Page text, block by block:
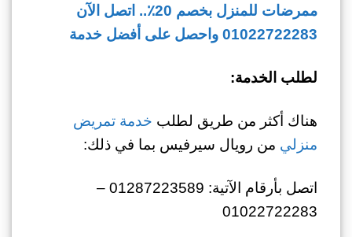
ممرضات للمنزل بخصم 20٪.. اتصل الآن
01022722283 واحصل على أفضل خدمة
لطلب الخدمة:
هناك أكثر من طريق لطلب خدمة تمريض
منزلي من رويال سيرفيس بما في ذلك:
اتصل بأرقام الآتية: 01287223589 –
01022722283